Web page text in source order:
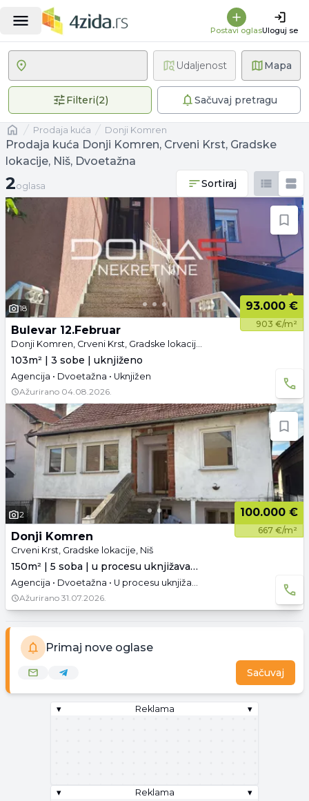
Postavi oglasUloguj se
Mapa
Filteri(2)2 primenjena filteraSačuvaj pretragu
Udaljenost
Naslovnaprodaja kuća Donji Komren
Prodaja kuća Donji Komren, Crveni Krst, Gradske
lokacije, Niš, Dvoetažna
2 oglasa
2oglasa Sortiraj
18 93.000 €
903 €/m²
Bulevar 12.Februar
Donji Komren, Crveni Krst, Gradske lokacije, Niš
103m² | 3 sobe | uknjiženo
Agencija • Dvoetažna • Uknjižen
Ažurirano 04.08.2026.
2 100.000 €
667 €/m²
Donji Komren
Crveni Krst, Gradske lokacije, Niš
150m² | 5 soba | u procesu uknjižavanja
Agencija • Dvoetažna • U procesu uknjižavanja • Podrum • Garaža
Ažurirano 31.07.2026.
Primaj nove oglase
Sačuvaj
▾ Reklama ▾
▾ Reklama ▾